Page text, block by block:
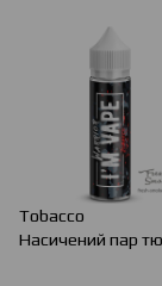
Tobacco
Насичений пар